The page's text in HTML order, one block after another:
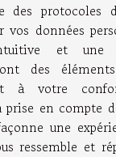
des protocoles
vos données
et une
des
à votre
prise en compte
une
ressemble et